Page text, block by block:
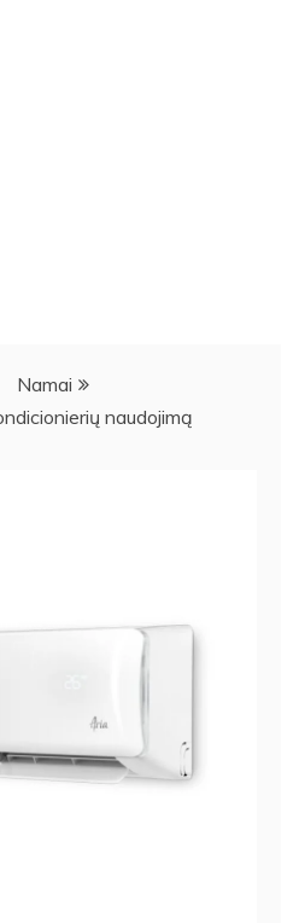
Namai
naudojimą